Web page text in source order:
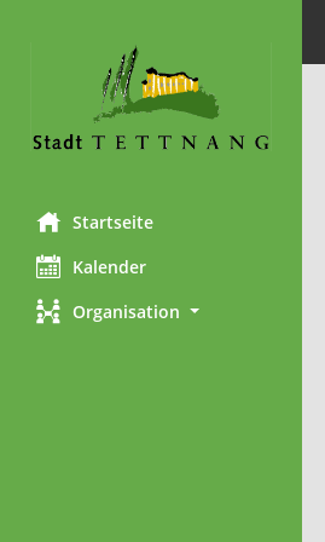
Startseite
Kalender
Organisation